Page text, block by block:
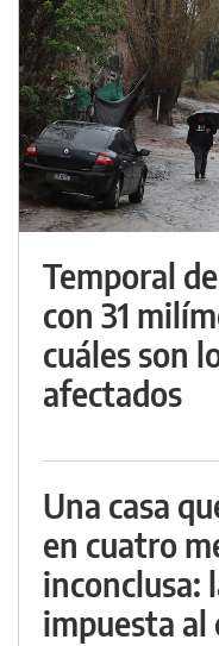
Temporal
con 31
cuáles son
afectados
Una casa
en cuatro
inconclusa:
impuesta